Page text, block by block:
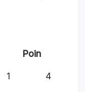
Poin
1 4